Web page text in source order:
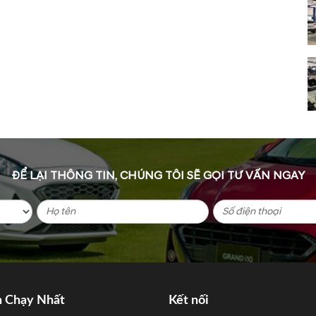
ĐỂ LẠI THÔNG TIN, CHÚNG TÔI SẼ GỌI TƯ VẤN NGAY
Chạy Nhất Kết nối